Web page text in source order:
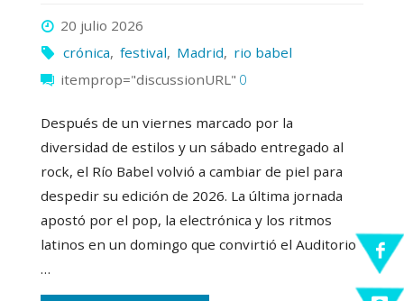
20 julio 2026
crónica, festival, Madrid, rio babel
itemprop="discussionURL" 0
Después de un viernes marcado por la
diversidad de estilos y un sábado entregado al
rock, el Río Babel volvió a cambiar de piel para
despedir su edición de 2026. La última jornada
apostó por el pop, la electrónica y los ritmos
latinos en un domingo que convirtió el Auditorio
…